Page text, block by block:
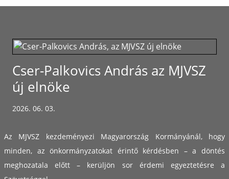
Cser-Palkovics András az MJVSZ
új elnöke
2026. 06. 03.
Az MJVSZ kezdeményezi Magyarország Kormányánál, hogy
minden, az önkormányzatokat érintő kérdésben – a döntés
meghozatala előtt – kerüljön sor érdemi egyeztetésre a